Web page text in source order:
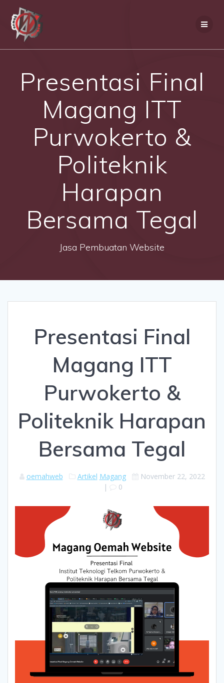
Presentasi Final
Magang ITT
Purwokerto &
Politeknik
Harapan
Bersama Tegal
Jasa Pembuatan Website
Presentasi Final
Magang ITT
Purwokerto &
Politeknik Harapan
Bersama Tegal
oemahweb Artikel Magang
November 22, 2022
|
0